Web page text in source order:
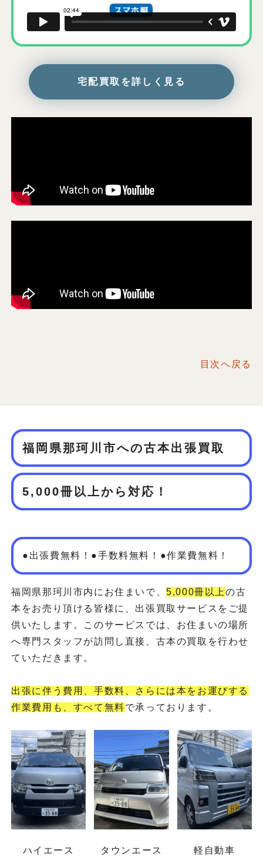
宅配買取を詳しく見る
目次へ戻る
福岡県那珂川市への古本出張買取
5,000冊以上から対応！
●出張費無料！●手数料無料！●作業費無料！
福岡県那珂川市内にお住まいで、5,000冊以上 の古
本をお売り頂ける皆様に、出張買取サービスをご提
供いたします。このサービスでは、お住まいの場所
へ専門スタッフが訪問し直接、古本の買取を行わせ
ていただきます。
出張に伴う費用、手数料、さらには本をお運びする
作業費用も、すべて無料で承っております。
ハイエース タウンエース 軽自動車